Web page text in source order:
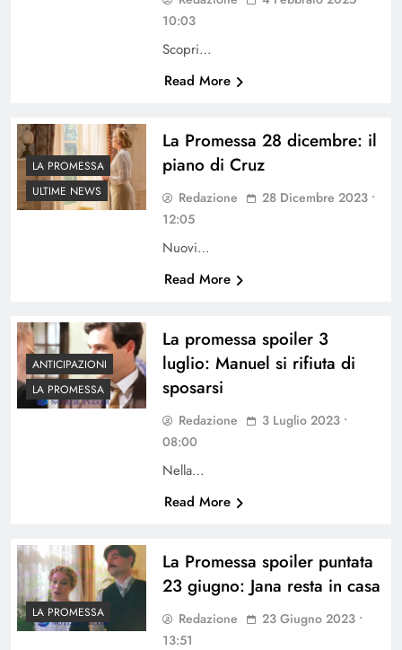
10:03
Scopri…
Read More
LA PROMESSA
ULTIME NEWS
La Promessa 28 dicembre: il
piano di Cruz
Redazione
28 Dicembre 2023 •
12:05
Nuovi…
Read More
ANTICIPAZIONI
LA PROMESSA
La promessa spoiler 3
luglio: Manuel si rifiuta di
sposarsi
Redazione
3 Luglio 2023 •
08:00
Nella…
Read More
LA PROMESSA
La Promessa spoiler puntata
23 giugno: Jana resta in casa
Redazione
23 Giugno 2023 •
13:51